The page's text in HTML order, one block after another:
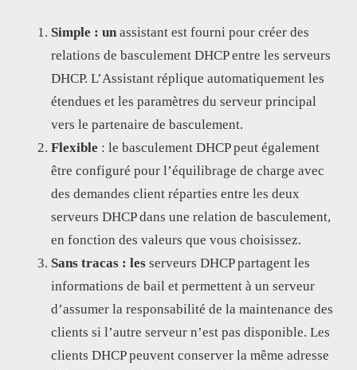
Simple : un assistant est fourni pour créer des
relations de basculement DHCP entre les serveurs
DHCP. L’Assistant réplique automatiquement les
étendues et les paramètres du serveur principal
vers le partenaire de basculement.
Flexible : le basculement DHCP peut également
être configuré pour l’équilibrage de charge avec
des demandes client réparties entre les deux
serveurs DHCP dans une relation de basculement,
en fonction des valeurs que vous choisissez.
Sans tracas : les serveurs DHCP partagent les
informations de bail et permettent à un serveur
d’assumer la responsabilité de la maintenance des
clients si l’autre serveur n’est pas disponible. Les
clients DHCP peuvent conserver la même adresse